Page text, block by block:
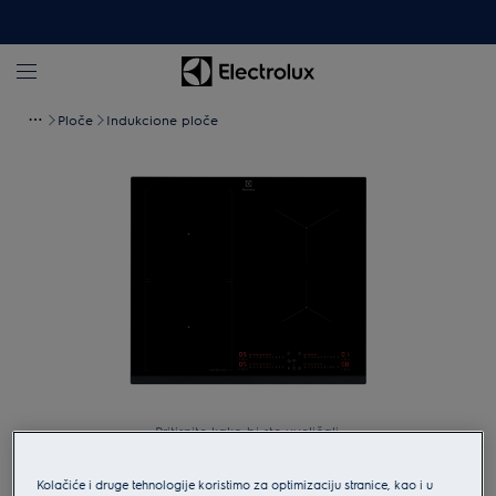
Ploče Indukcione ploče
Pritisnite kako bi ste uveličali.
Kolačiće i druge tehnologije koristimo za optimizaciju stranice, kao i u